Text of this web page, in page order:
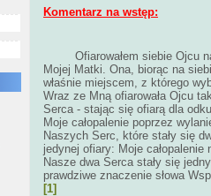
Komentarz na wstęp:
Ofiarowałem siebie Ojcu
Mojej Matki. Ona, biorąc na
właśnie miejscem, z którego
Wraz ze Mną ofiarowała Ojcu
Serca - stając się ofiarą dla
Moje całopalenie poprzez
Naszych Serc, które stały się
jedynej ofiary: Moje całopalenie
Nasze dwa Serca stały się
prawdziwe znaczenie słowa
[1]